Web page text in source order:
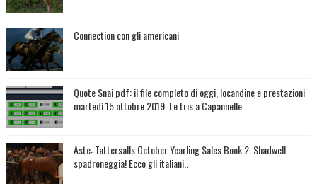
Connection con gli americani
Quote Snai pdf: il file completo di oggi, locandine e prestazioni
martedì 15 ottobre 2019. Le tris a Capannelle
Aste: Tattersalls October Yearling Sales Book 2. Shadwell
spadroneggia! Ecco gli italiani..